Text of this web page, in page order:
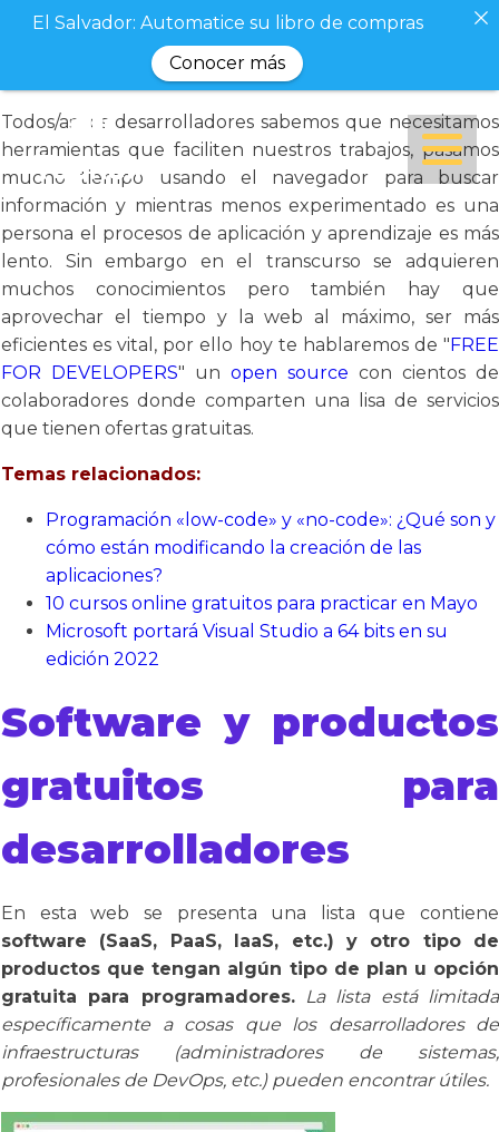
Todos/as los desarrolladores sabemos que necesitamos
herramientas que faciliten nuestros trabajos, pasamos
mucho tiempo usando el navegador para buscar
información y mientras menos experimentado es una
persona el procesos de aplicación y aprendizaje es más
lento. Sin embargo en el transcurso se adquieren
muchos conocimientos pero también hay que
aprovechar el tiempo y la web al máximo, ser más
eficientes es vital, por ello hoy te hablaremos de "FREE
FOR DEVELOPERS" un open source con cientos de
colaboradores donde comparten una lisa de servicios
que tienen ofertas gratuitas.
Temas relacionados:
Programación «low-code» y «no-code»: ¿Qué son y
cómo están modificando la creación de las
aplicaciones?
10 cursos online gratuitos para practicar en Mayo
Microsoft portará Visual Studio a 64 bits en su
edición 2022
Software y productos
gratuitos para
desarrolladores
En esta web se presenta una lista que contiene
software (SaaS, PaaS, IaaS, etc.) y otro tipo de
productos que tengan algún tipo de plan u opción
gratuita para programadores.La lista está limitada
específicamente a cosas que los desarrolladores de
infraestructuras (administradores de sistemas,
profesionales de DevOps, etc.) pueden encontrar útiles.
El Salvador: Automatice su libro de compras
Conocer más